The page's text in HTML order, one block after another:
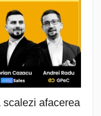
afacerea